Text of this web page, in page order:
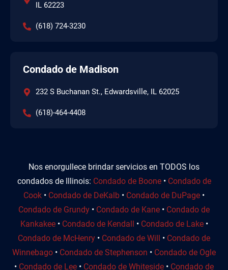
IL 62223
(618) 724-3230
Condado de Madison
232 S Buchanan St., Edwardsville, IL 62025
(618)-464-4408
Nos enorgullece brindar servicios en TODOS los
condados de Illinois: Condado de Boone• Condado de
Cook • Condado de DeKalb • Condado de DuPage •
Condado de Grundy • Condado de Kane • Condado de
Kankakee• Condado de Kendall • Condado de Lake•
Condado de McHenry • Condado de Will • Condado de
Winnebago • Condado de Stephenson • Condado de Ogle
• Condado de Lee • Condado de Whiteside • Condado de